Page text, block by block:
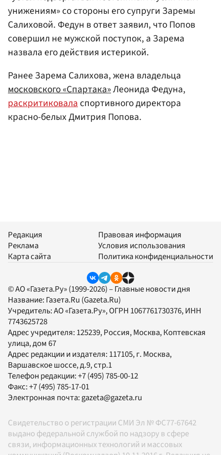
унижениям» со стороны его супруги Заремы
Салиховой. Федун в ответ заявил, что Попов
совершил не мужской поступок, а Зарема
назвала его действия истерикой.
Ранее Зарема Салихова, жена владельца
московского «Спартака»Леонида Федуна,
раскритиковаласпортивного директора
красно-белых Дмитрия Попова.
Редакция
Реклама
Карта сайта
Правовая информация
Условия использования
Политика конфиденциальности
© АО «Газета.Ру» (1999-2026) – Главные новости дня
Название: Газета.Ru (Gazeta.Ru)
Учредитель:АО «Газета.Ру», ОГРН 1067761730376, ИНН
7743625728
Адрес учредителя: 125239, Россия, Москва, Коптевская
улица, дом 67
Адрес редакции и издателя: 117105, г. Москва,
Варшавское шоссе, д.9, стр.1
Телефон редакции:+7 (495) 785-00-12
Факс:+7 (495) 785-17-01
Электронная почта:gazeta@gazeta.ru
Свидетельство о регистрации СМИ Эл № ФС77-67642
выдано федеральной службой по надзору в сфере
связи, информационных технологий и массовых